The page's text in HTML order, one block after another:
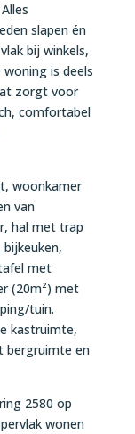
slapen én
bij winkels,
is deels
zorgt voor
comfortabel
woonkamer
van
hal met trap
met
(20m²) met
tuin.
kastruimte,
bergruimte en
2580 op
wonen